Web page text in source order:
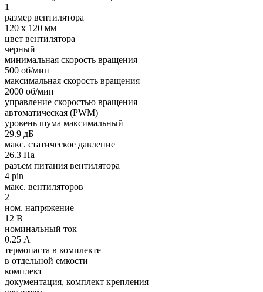
1
размер вентилятора
120 x 120 мм
цвет вентилятора
черный
минимальная скорость вращения
500 об/мин
максимальная скорость вращения
2000 об/мин
управление скоростью вращения
автоматическая (PWM)
уровень шума максимальный
29.9 дБ
макс. статическое давление
26.3 Па
разъем питания вентилятора
4 pin
макс. вентиляторов
2
ном. напряжение
12 В
номинальный ток
0.25 А
термопаста в комплекте
в отдельной емкости
комплект
документация, комплект крепления